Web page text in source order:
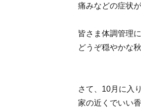
痛みなどの症状
皆さま体調管理
どうぞ穏やかな
さて、10月に入り
家の近くでいい